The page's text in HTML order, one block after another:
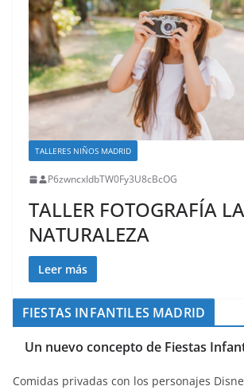
TALLERES NIÑOS MADRID
P6zwncxIdbTW0Fy3U8cBcOG
TALLER FOTOGRAFÍA LA
NATURALEZA
Leer más
FIESTAS INFANTILES MADRID
Un nuevo concepto de Fiestas
Comidas privadas con los personajes